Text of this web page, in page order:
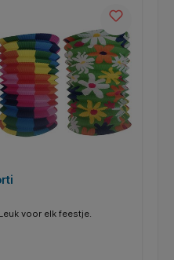
voor elk feestje.